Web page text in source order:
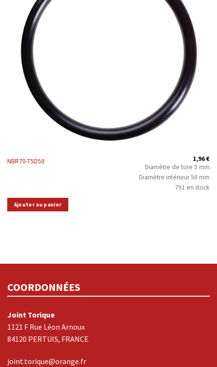
NBR70-T5D50 1,96€
Diamètre de tore 5 mm
Diamètre intérieur 50 mm
791 en stock
Ajouter au panier
COORDONNÉES
Joint Torique
1121 F Rue Léon Arnoux
84120 PERTUIS, FRANCE
joint.torique@orange.fr